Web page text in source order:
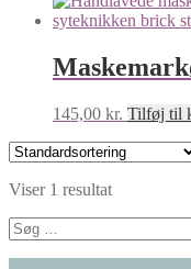
145,00 kr. Tilføj til
Viser 1 resultat
Søg
efter: